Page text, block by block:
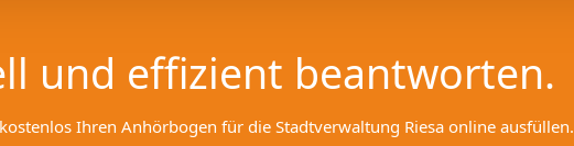
und effizient beantworten.
Ihren Anhörbogen für die Stadtverwaltung Riesa online ausfüllen.